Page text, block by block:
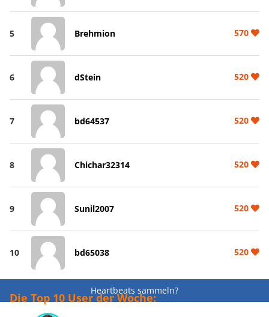
5 Brehmion 570
6 dStein 520
7 bd64537 520
8 Chichar32314 520
9 Sunil2007 520
10 bd65038 520
Heartbeats sammeln?
Die Top 10 User der Woche: